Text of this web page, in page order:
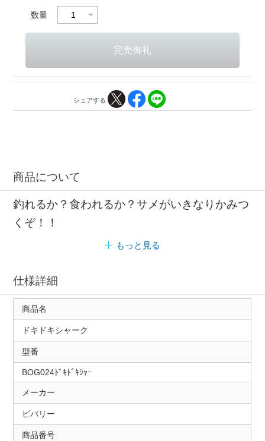
数量
シェアする
商品について
釣れるか？食われるか？サメがいきなりかみつ
くぞ！！
もっと見る
仕様詳細
商品名
ドキドキシャーク
型番
BOG024ﾄﾞｷﾄﾞｷｼｬｰ
メーカー
ビバリー
商品番号